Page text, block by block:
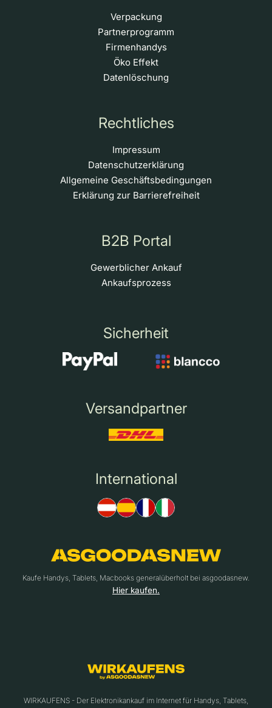
Verpackung
Partnerprogramm
Firmenhandys
Öko Effekt
Datenlöschung
Rechtliches
Impressum
Datenschutzerklärung
Allgemeine Geschäftsbedingungen
Erklärung zur Barrierefreiheit
B2B Portal
Gewerblicher Ankauf
Ankaufsprozess
Sicherheit
Versandpartner
International
Kaufe Handys, Tablets, Macbooks generalüberholt bei asgoodasnew.
Hier kaufen.
WIRKAUFENS - Der Elektronikankauf im Internet für Handys, Tablets,